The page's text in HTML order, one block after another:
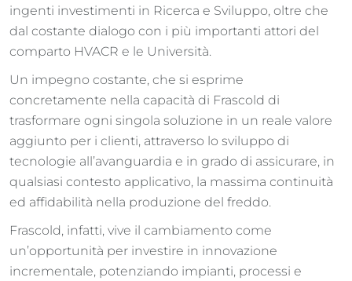
ingenti investimenti in Ricerca e Sviluppo, oltre che
dal costante dialogo con i più importanti attori del
comparto HVACR e le Università.
Un impegno costante, che si esprime
concretamente nella capacità di Frascold di
trasformare ogni singola soluzione in un reale valore
aggiunto per i clienti, attraverso lo sviluppo di
tecnologie all’avanguardia e in grado di assicurare, in
qualsiasi contesto applicativo, la massima continuità
ed affidabilità nella produzione del freddo.
Frascold, infatti, vive il cambiamento come
un’opportunità per investire in innovazione
incrementale, potenziando impianti, processi e